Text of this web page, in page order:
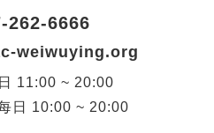
262-6666
weiwuying.org
11:00 ~ 20:00
日 10:00 ~ 20:00